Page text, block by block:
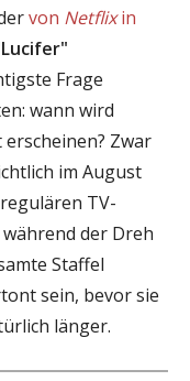
von Netflixin
Frage
wann wird
Zwar
im August
TV-
der Dreh
Staffel
sein, bevor sie
länger.